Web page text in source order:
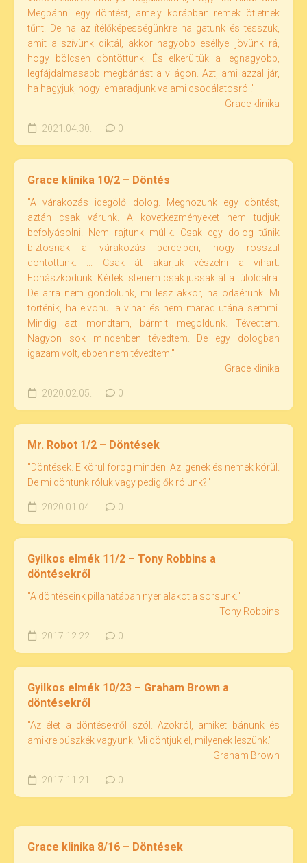
Megbánni egy döntést, amely korábban remek ötletnek
tűnt. De ha az ítélőképességünkre hallgatunk és tesszük,
amit a szívünk diktál, akkor nagyobb eséllyel jövünk rá,
hogy bölcsen döntöttünk. És elkerültük a legnagyobb,
legfájdalmasabb megbánást a világon. Azt, ami azzal jár,
ha hagyjuk, hogy lemaradjunk valami csodálatosról."
Grace klinika
2021.04.30. 0
Grace klinika 10/2 – Döntés
"A várakozás idegölő dolog. Meghozunk egy döntést,
aztán csak várunk. A következményeket nem tudjuk
befolyásolni. Nem rajtunk múlik. Csak egy dolog tűnik
biztosnak a várakozás perceiben, hogy rosszul
döntöttünk. ... Csak át akarjuk vészelni a vihart.
Fohászkodunk. Kérlek Istenem csak jussak át a túloldalra.
De arra nem gondolunk, mi lesz akkor, ha odaérünk. Mi
történik, ha elvonul a vihar és nem marad utána semmi.
Mindig azt mondtam, bármit megoldunk. Tévedtem.
Nagyon sok mindenben tévedtem. De egy dologban
igazam volt, ebben nem tévedtem."
Grace klinika
2020.02.05. 0
Mr. Robot 1/2 – Döntések
"Döntések. E körül forog minden. Az igenek és nemek körül.
De mi döntünk róluk vagy pedig ők rólunk?"
2020.01.04. 0
Gyilkos elmék 11/2 – Tony Robbins a
döntésekről
"A döntéseink pillanatában nyer alakot a sorsunk."
Tony Robbins
2017.12.22. 0
Gyilkos elmék 10/23 – Graham Brown a
döntésekről
"Az élet a döntésekről szól. Azokról, amiket bánunk és
amikre büszkék vagyunk. Mi döntjük el, milyenek leszünk."
Graham Brown
2017.11.21. 0
Grace klinika 8/16 – Döntések